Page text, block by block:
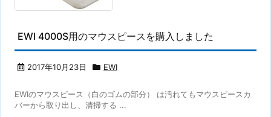
EWI 4000S用のマウスピースを購入しました
2017年10月23日 EWI
EWIのマウスピース（白のゴムの部分） は汚れてもマウスピースカ
バーから取り出し、清掃する ...